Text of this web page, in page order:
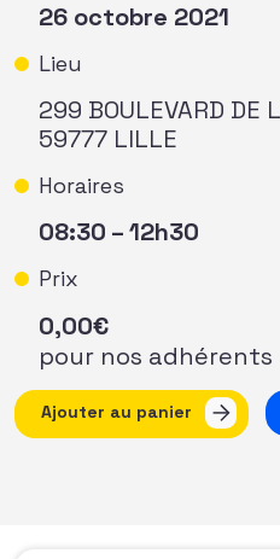
26 octobre 2021
Lieu
299 BOULEVARD DE
59777 LILLE
Horaires
08:30 – 12h30
Prix
0,00€
pour nos adhérents
quantité de Petit-déjeuner
Ajouter au panier